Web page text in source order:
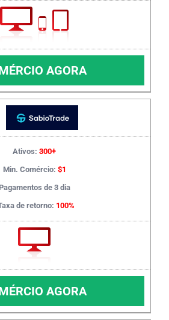
AGORA
Ativos: 300+
Min. Comércio: $1
de 3 dia
de retorno: 100%
AGORA